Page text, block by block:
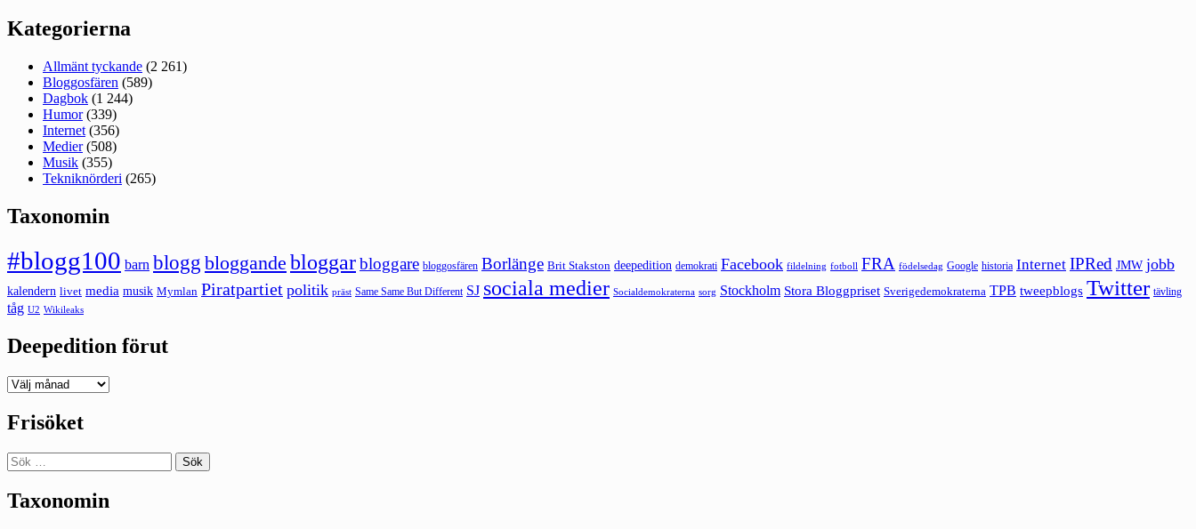
Kategorierna
Allmänt tyckande (2 261)
Bloggosfären (589)
Dagbok (1 244)
Humor(339)
Internet (356)
Medier(508)
Musik (355)
Tekniknörderi (265)
Taxonomin
#blogg100 barn blogg bloggande bloggarbloggare bloggosfären Borlänge Brit Stakston deepedition demokrati Facebook fildelning fotboll FRA födelsedag Google historia Internet IPRed JMW jobb
kalendern livet media musik Mymlan Piratpartiet politik präst Same Same But Different SJ sociala medier Socialdemokraterna sorg Stockholm Stora Bloggpriset Sverigedemokraterna TPB tweepblogs Twitter tävling
tåg U2 Wikileaks
Deepedition förut
Deepedition
Frisöket
Sök
efter:
Taxonomin